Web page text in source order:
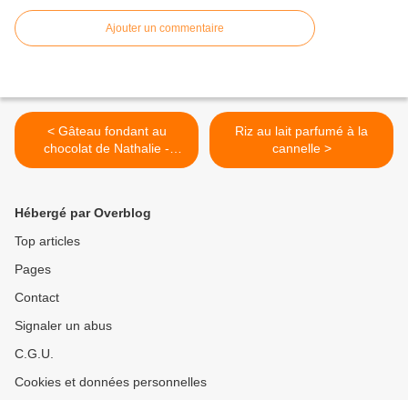
Ajouter un commentaire
< Gâteau fondant au
chocolat de Nathalie -
recette facile
Riz au lait parfumé à la
cannelle >
Hébergé par Overblog
Top articles
Pages
Contact
Signaler un abus
C.G.U.
Cookies et données personnelles